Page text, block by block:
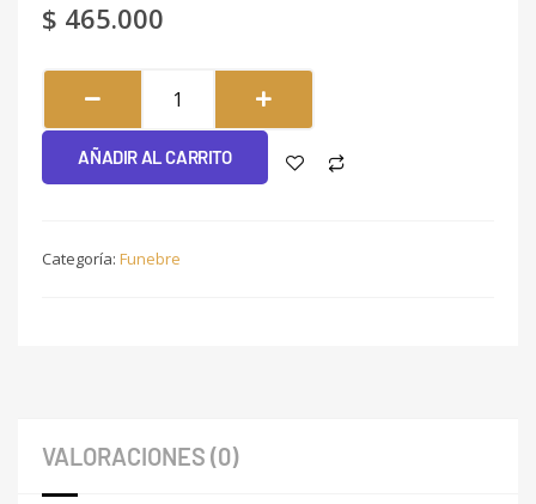
$ 465.000
Naciente
#064
cantidad
AÑADIR AL CARRITO
Categoría: Funebre
VALORACIONES (0)